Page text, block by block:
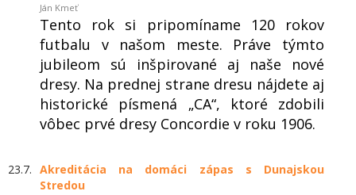
Ján Kmeť
Tento rok si pripomíname 120 rokov
futbalu v našom meste. Práve týmto
jubileom sú inšpirované aj naše nové
dresy. Na prednej strane dresu nájdete aj
historické písmená „CA“, ktoré zdobili
vôbec prvé dresy Concordie v roku 1906.
23.7. Akreditácia na domáci zápas s Dunajskou
Stredou